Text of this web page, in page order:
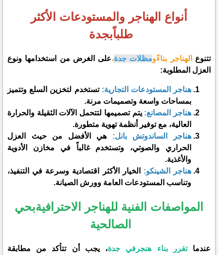
​أنواع الهناجر والمستودعات الأكثر
طلباًبجدة
​تتنوع الهناجر بناءًومظلات جدة،على الغرض من استخدامها ونوع
العزل المطلوبة:
هناجر المستودعات التجارية: تستخدم لتخزين السلع وتتميز
بمساحات واسعة وتصميمات مرنة.
هناجر المصانع: يتم تصميمها لتتحمل الآلات الثقيلة والحرارة
العالية، مع توفير أنظمة تهوية متطورة.
هناجر الساندوتش بانل: هي الأفضل من حيث العزل
الحراري والصوتي، وتستخدم غالباً في مخازن الأدوية
والأغذية.
هناجر الشينكو:
الخيار الأكثر اقتصادية وسرعة في التنفيذ،
وتناسب المستودعات العامة وورش الصيانة.
المواصفات الفنية للهناجر الاحترافيةبحي
الصالحية
​عندماتقرر بناء هنجرفي جدة، يجب أن تتأكد من مطابقة